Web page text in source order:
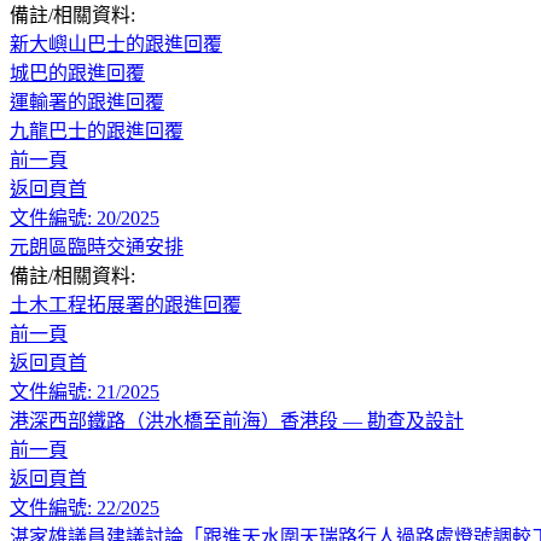
備註/相關資料:
新大嶼山巴士的跟進回覆
城巴的跟進回覆
運輸署的跟進回覆
九龍巴士的跟進回覆
前一頁
返回頁首
文件編號: 20/2025
元朗區臨時交通安排
備註/相關資料:
土木工程拓展署的跟進回覆
前一頁
返回頁首
文件編號: 21/2025
港深西部鐵路（洪水橋至前海）香港段 — 勘查及設計
前一頁
返回頁首
文件編號: 22/2025
湛家雄議員建議討論「跟進天水圍天瑞路行人過路處燈號調較